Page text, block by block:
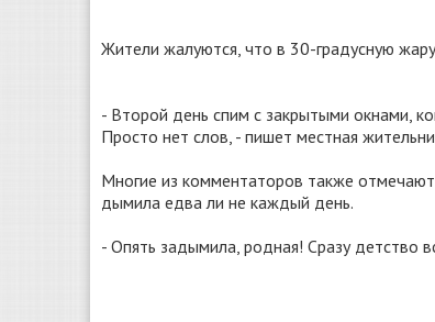
Жители жалуются, что в 30-градусную
- Второй день спим с закрытыми окнами,
Просто нет слов, - пишет местная
Многие из комментаторов также
дымила едва ли не каждый день.
- Опять задымила, родная! Сразу детство